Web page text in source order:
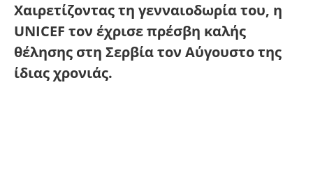
Χαιρετίζοντας τη γενναιοδωρία του, η
UNICEF τον έχρισε πρέσβη καλής
θέλησης στη Σερβία τον Αύγουστο της
ίδιας χρονιάς.